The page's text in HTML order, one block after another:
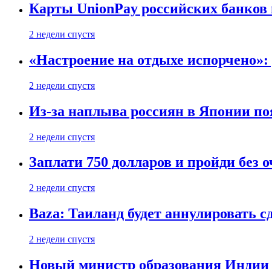
Карты UnionPay российских
2 недели спустя
«Настроение на отдыхе
2 недели спустя
Из-за наплыва россиян в Японии
2 недели спустя
Заплати 750 долларов и пройди без
2 недели спустя
Baza: Таиланд будет аннулировать
2 недели спустя
Новый министр образования Индии